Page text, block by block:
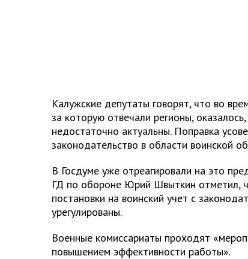
Калужские депутаты говорят, что во
за которую отвечали регионы,
недостаточно актуальны. Поправка
законодательство в области воинской
В Госдуме уже отреагировали на это
ГД по обороне Юрий Швыткин отметил,
постановки на воинский учет с
урегулированы.
Военные комиссариаты проходят
повышением эффективности работы».